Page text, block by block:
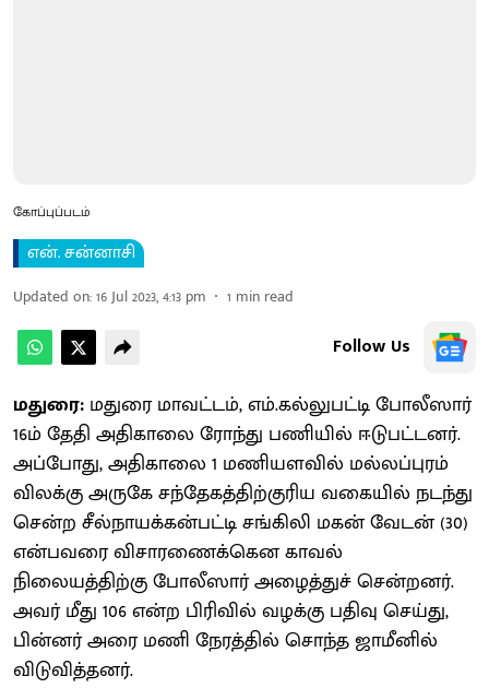
கோப்புப்படம்
என். சன்னாசி
Updated on:16 Jul 2023, 4:13 pm 1 min read
Follow Us
மதுரை: மதுரை மாவட்டம், எம்.கல்லுபட்டி போலீஸார்
16ம் தேதி அதிகாலை ரோந்து பணியில் ஈடுபட்டனர்.
அப்போது, அதிகாலை 1 மணியளவில் மல்லப்புரம்
விலக்கு அருகே சந்தேகத்திற்குரிய வகையில் நடந்து
சென்ற சீல்நாயக்கன்பட்டி சங்கிலி மகன் வேடன் (30)
என்பவரை விசாரணைக்கென காவல்
நிலையத்திற்கு போலீஸார் அழைத்துச் சென்றனர்.
அவர் மீது 106 என்ற பிரிவில் வழக்கு பதிவு செய்து,
பின்னர் அரை மணி நேரத்தில் சொந்த ஜாமீனில்
விடுவித்தனர்.